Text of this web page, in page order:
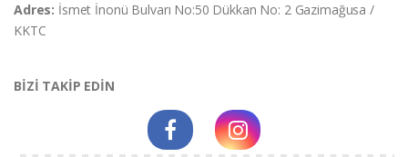
Adres: İsmet İnonü Bulvarı No:50 Dükkan No: 2 Gazimağusa /
KKTC
BİZİ TAKİP EDİN